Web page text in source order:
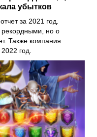
убытков
за 2021 год.
рекордными, но о
Также компания
год.